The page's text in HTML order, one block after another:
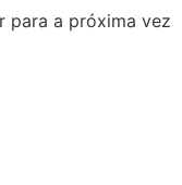
para a próxima vez